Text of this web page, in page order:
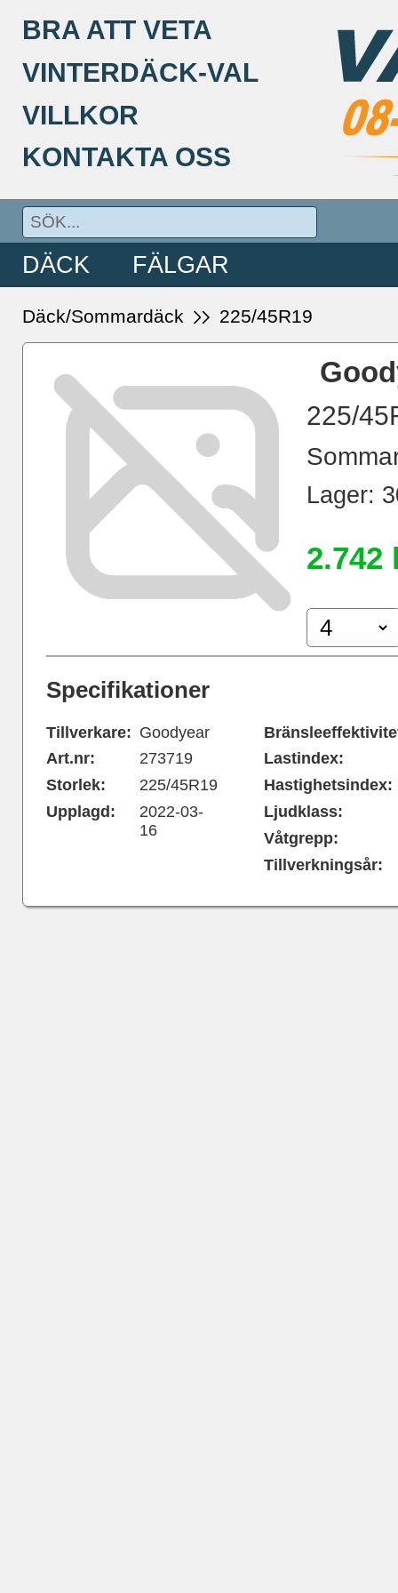
BRA ATT VETA
VINTERDÄCK-VAL
VILLKOR
KONTAKTA OSS
DÄCK FÄLGAR
Däck/Sommardäck 225/45R19
225/
Lager:
2.742
Specifikationer
Tillverkare:
Art.nr:
Storlek:
Upplagd:
Goodyear
273719
225/45R19
2022-03-
16
Lastindex:
Hastighetsindex:
Ljudklass:
Våtgrepp:
Tillverkningsår: